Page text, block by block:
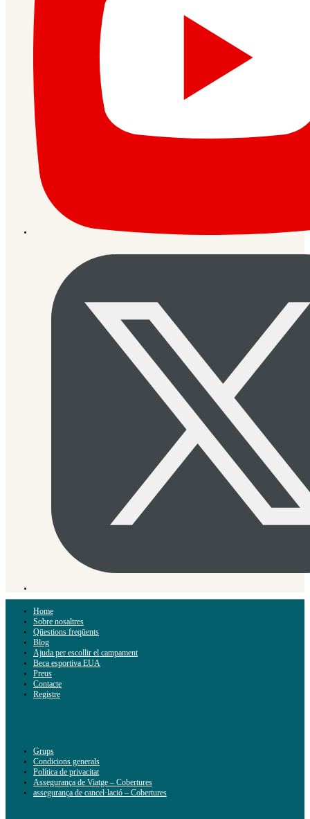
Home
Sobre nosaltres
Qüestions freqüents
Blog
Ajuda per escollir el campament
Beca esportiva EUA
Preus
Contacte
Registre
Grups
Condicions generals
Política de privacitat
Assegurança de Viatge – Cobertures
assegurança de cancel·lació – Cobertures